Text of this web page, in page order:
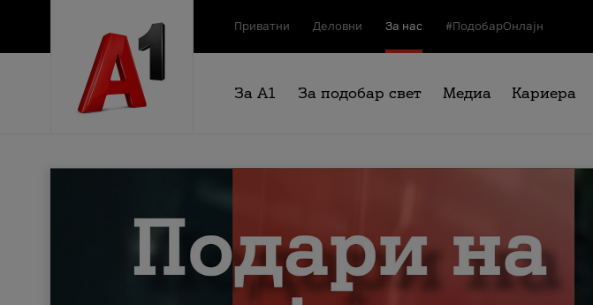
Приватни Деловни За нас #ПодобарОнлајн
За А1 За подобар свет Медиа Кариера